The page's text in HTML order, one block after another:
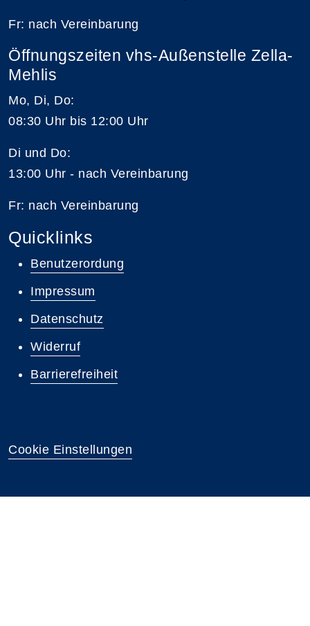
Fr: nach Vereinbarung
Öffnungszeiten vhs-Außenstelle Zella-
Mehlis
Mo, Di, Do:
08:30 Uhr bis 12:00 Uhr
Di und Do:
13:00 Uhr - nach Vereinbarung
Fr: nach Vereinbarung
Quicklinks
Benutzerordung
Impressum
Datenschutz
Widerruf
Barrierefreiheit
Cookie Einstellungen